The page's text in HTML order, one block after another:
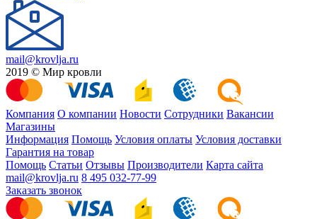
mail@krovlja.ru
2019 © Мир кровли
Компания О компании Новости Сотрудники Вакансии
Магазины
Информация Помощь Условия оплаты Условия доставки
Гарантия на товар
Помощь Статьи Отзывы Производители Карта сайта
mail@krovlja.ru 8 495 032-77-99
Заказать звонок